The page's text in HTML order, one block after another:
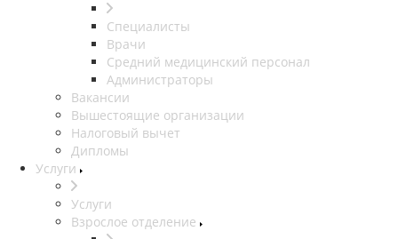
Специалисты
Врачи
Средний медицинский персонал
Администраторы
Вакансии
Вышестоящие организации
Налоговый вычет
Дипломы
Услуги
Услуги
Взрослое отделение